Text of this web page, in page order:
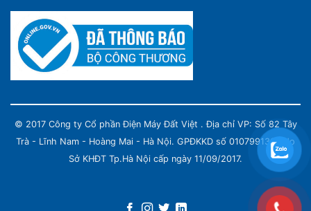
© 2017 Công ty Cổ phần Điện Máy Đất Việt . Địa chỉ VP: Số 82 Tây
Trà - Lĩnh Nam - Hoàng Mai - Hà Nội. GPĐKKD số 0107991339 do
Sở KHĐT Tp.Hà Nội cấp ngày 11/09/2017.